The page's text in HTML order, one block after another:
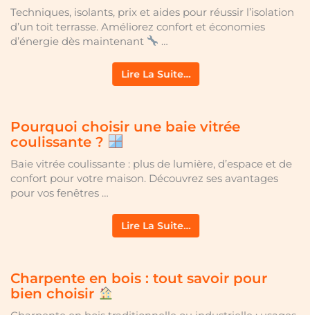
Techniques, isolants, prix et aides pour réussir l’isolation
d’un toit terrasse. Améliorez confort et économies
d’énergie dès maintenant
…
Lire La Suite…
Pourquoi choisir une baie vitrée
coulissante ?
Baie vitrée coulissante : plus de lumière, d’espace et de
confort pour votre maison. Découvrez ses avantages
pour vos fenêtres …
Lire La Suite…
Charpente en bois : tout savoir pour
bien choisir